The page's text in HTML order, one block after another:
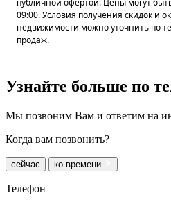
публичной офертой. Цены могут
09:00. Условия получения скидок и
недвижимости можно уточнить по
продаж.
Узнайте больше по
Мы позвоним Вам и ответим на
Когда вам позвонить?
сейчас ко времени
Телефон